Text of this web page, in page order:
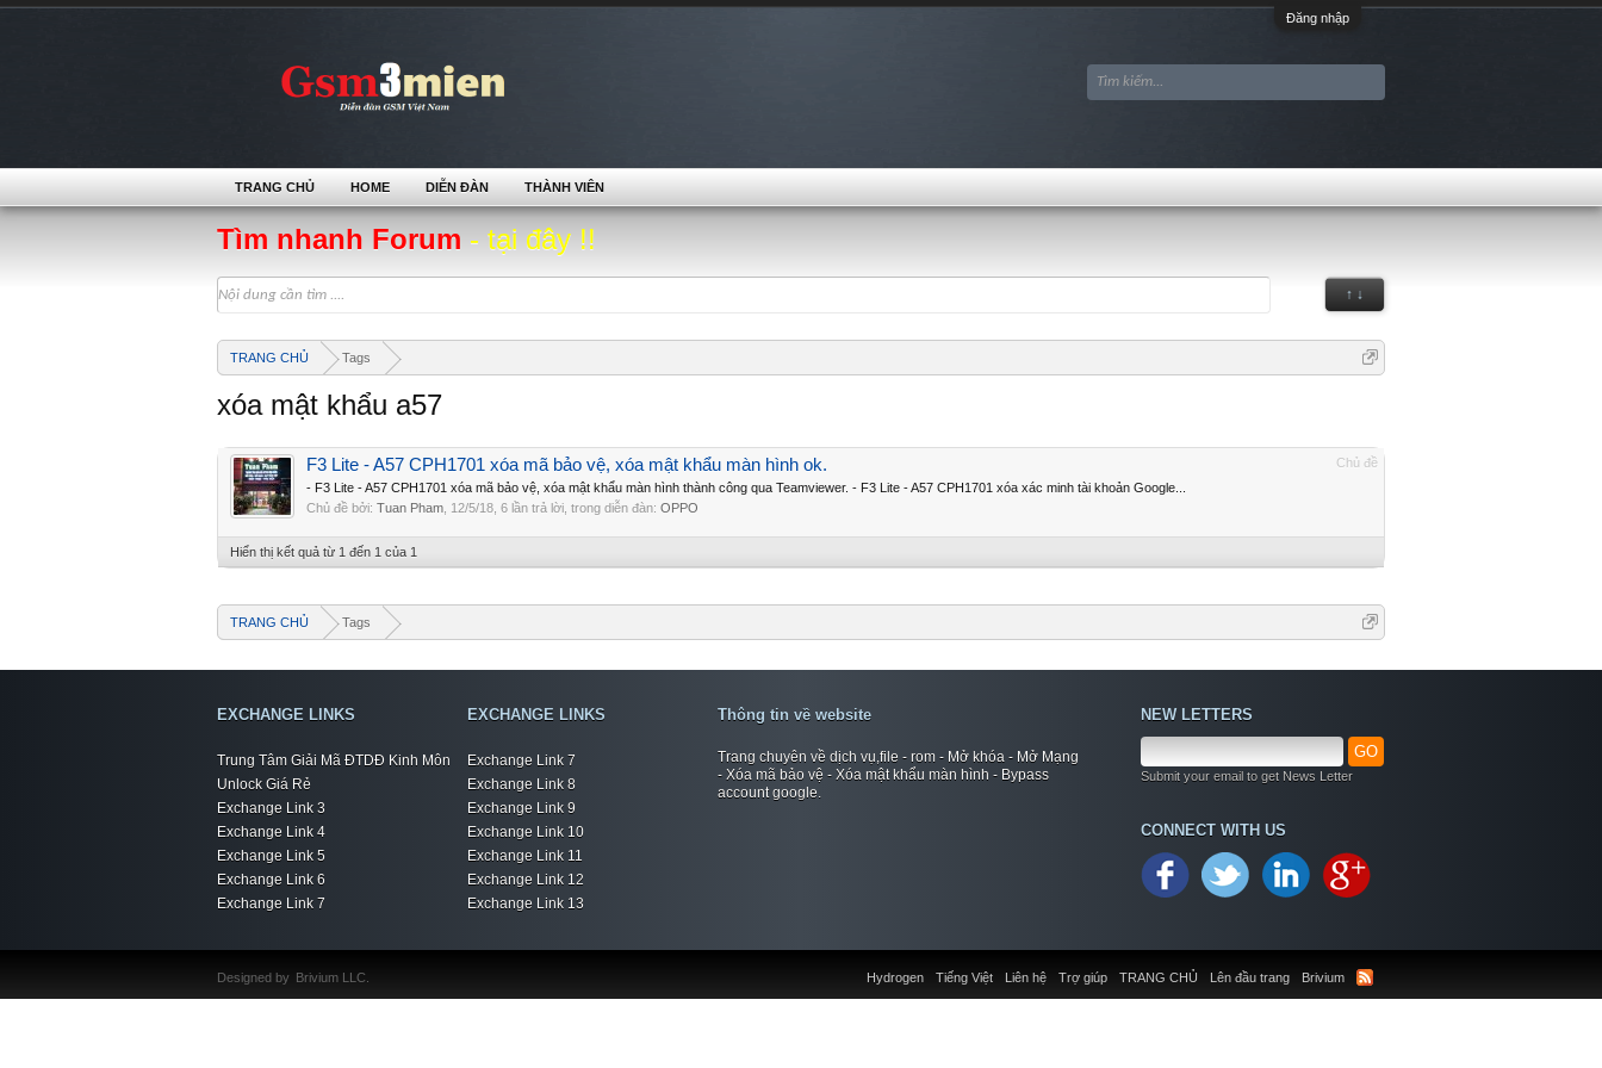
Đăng nhập
Tìm nhanh Forum - tại đây !!
↑ ↓
TRANG CHỦ Tags
xóa mật khẩu a57
Chủ đề
F3 Lite - A57 CPH1701 xóa mã bảo vệ, xóa mật khẩu màn hình ok.
- F3 Lite - A57 CPH1701 xóa mã bảo vệ, xóa mật khẩu màn hình thành công qua Teamviewer. - F3 Lite - A57 CPH1701 xóa xác minh tài khoản Google...
Chủ đề bởi: Tuan Pham 12/5/18 , 6 lần trả lời, trong diễn đàn: OPPO
Hiển thị kết quả từ 1 đến 1 của 1
TRANG CHỦ Tags
TRANG CHỦ HOME DIỄN ĐÀN THÀNH VIÊN
EXCHANGE LINKS
Trung Tâm Giải Mã ĐTDĐ Kinh Môn
Unlock Giá Rẻ
Exchange Link 3
Exchange Link 4
Exchange Link 5
Exchange Link 6
Exchange Link 7
EXCHANGE LINKS
Exchange Link 7
Exchange Link 8
Exchange Link 9
Exchange Link 10
Exchange Link 11
Exchange Link 12
Exchange Link 13
Thông tin về website
Trang chuyên về dịch vụ,file - rom - Mở khóa - Mở Mạng
- Xóa mã bảo vệ - Xóa mật khẩu màn hình - Bypass
account google.
NEW LETTERS
GO
Submit your email to get News Letter
CONNECT WITH US
Liên hệ Trợ giúp TRANG CHỦ Lên đầu trang Brivium
Hydrogen Tiếng Việt
Designed by Brivium LLC.